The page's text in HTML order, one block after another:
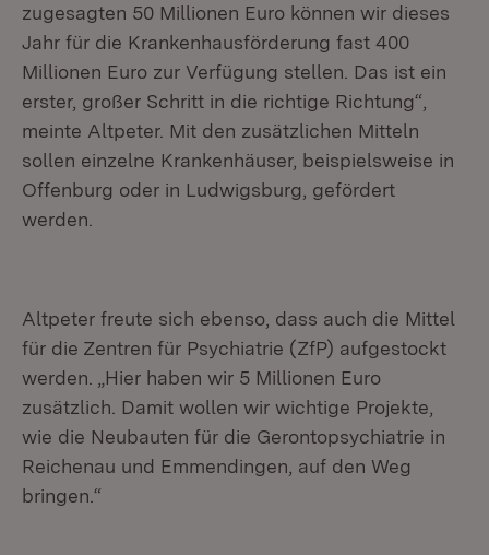
zugesagten 50 Millionen Euro können wir dieses
Jahr für die Krankenhausförderung fast 400
Millionen Euro zur Verfügung stellen. Das ist ein
erster, großer Schritt in die richtige Richtung“,
meinte Altpeter. Mit den zusätzlichen Mitteln
sollen einzelne Krankenhäuser, beispielsweise in
Offenburg oder in Ludwigsburg, gefördert
werden.
Altpeter freute sich ebenso, dass auch die Mittel
für die Zentren für Psychiatrie (ZfP) aufgestockt
werden. „Hier haben wir 5 Millionen Euro
zusätzlich. Damit wollen wir wichtige Projekte,
wie die Neubauten für die Gerontopsychiatrie in
Reichenau und Emmendingen, auf den Weg
bringen.“